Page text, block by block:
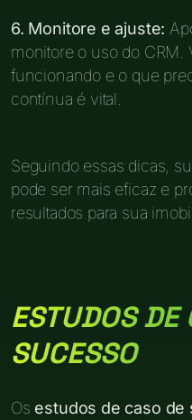
6. Monitore e ajuste:
monitore o uso do CRM.
funcionando e o que
contínua é vital.
Seguindo essas dicas,
pode ser mais eficaz e
resultados para sua
ESTUDOS DE
SUCESSO
Os estudos de caso de